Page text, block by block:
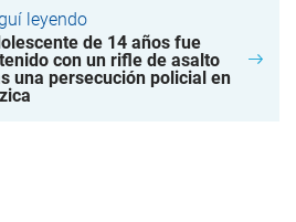
leyendo
de 14 años fue
con un rifle de asalto
una persecución policial en